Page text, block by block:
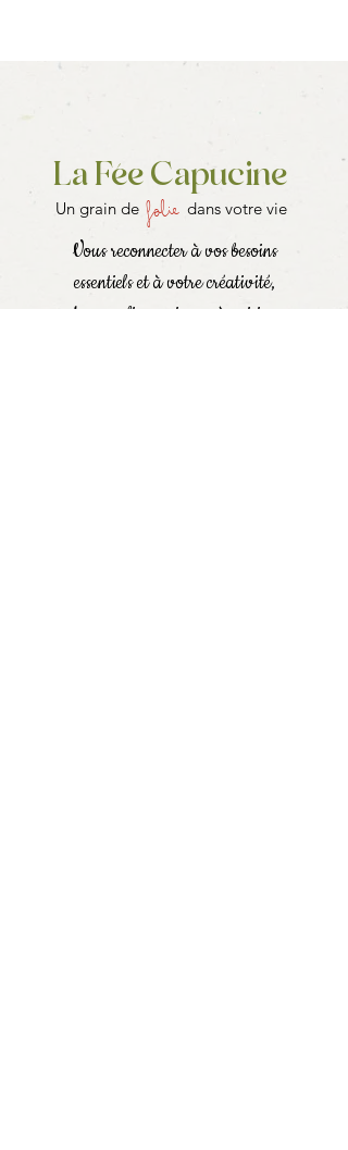
La Fée Capucine
Un grain de folie dans votre vie
Vous reconnecter à vos besoins
essentiels et à votre créativité,
dans un lieu unique où cuisine,